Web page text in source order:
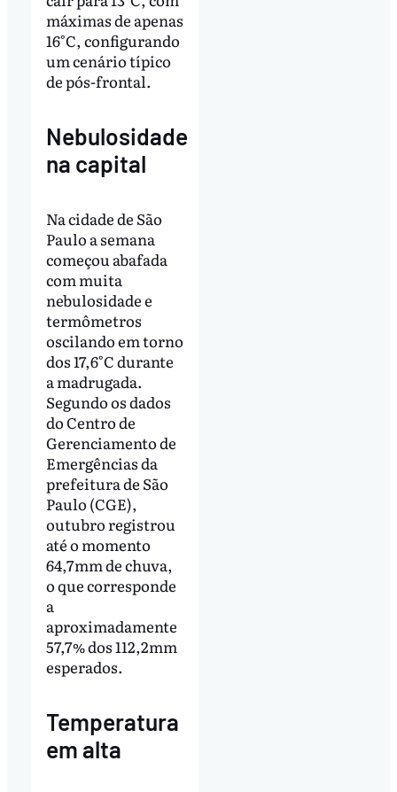
máximas de apenas
16°C, configurando
um cenário típico
de pós-frontal.
Nebulosidade
na capital
Na cidade de São
Paulo a semana
começou abafada
com muita
nebulosidade e
termômetros
oscilando em torno
dos 17,6°C durante
a madrugada.
Segundo os dados
do Centro de
Gerenciamento de
Emergências da
prefeitura de São
Paulo (CGE),
outubro registrou
até o momento
64,7mm de chuva,
o que corresponde
a
aproximadamente
57,7% dos 112,2mm
esperados.
Temperatura
em alta